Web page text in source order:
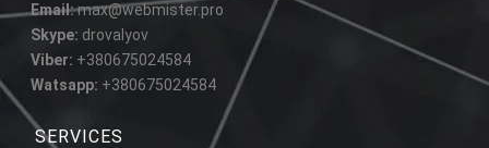
Email:max@webmister.pro
Skype: drovalyov
Viber: +380675024584
Watsapp: +380675024584
SERVICES